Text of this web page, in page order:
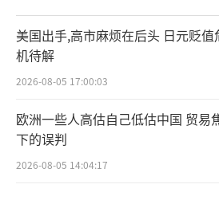
用或者将要使用这一导弹。
6月16日，以军轰炸了
的伊朗国家电视台大楼，
朗武装部队用于军事目的
家电视台的节目一度中断。
电视台允许媒体对大楼受
画面上看，大楼内部严重
美国出手,高市麻烦在后头 日元贬值
机待解
2026-08-05 17:00:03
欧洲一些人高估自己低估中国 贸易
下的误判
2026-08-05 14:04:17